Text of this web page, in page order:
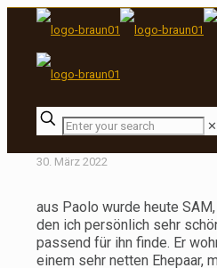
✕
30. März 2022
aus Paolo wurde heute
den ich persönlich sehr
passend für ihn finde. Er
einem sehr netten Ehepaar,